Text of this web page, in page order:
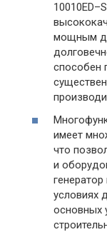
мощным
способен
имеет
что
и
условиях
основных